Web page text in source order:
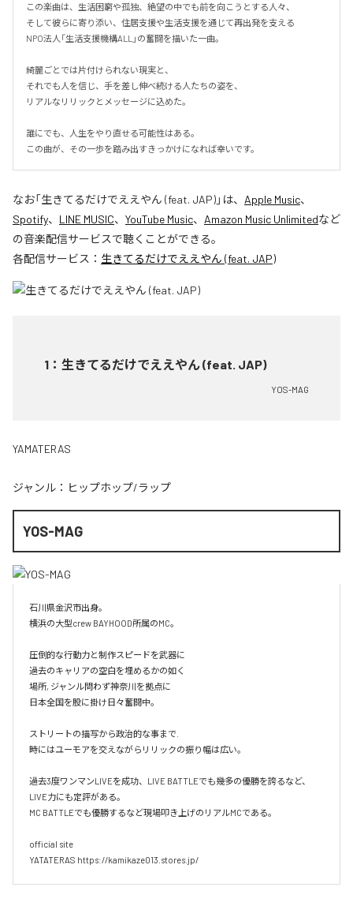
この楽曲は、生活困窮や孤独、絶望の中でも前を向こうとする人々、
そして彼らに寄り添い、住居支援や生活支援を通じて再出発を支える
NPO法人「生活支援機構ALL」の奮闘を描いた一曲。
綺麗ごとでは片付けられない現実と、
それでも人を信じ、手を差し伸べ続ける人たちの姿を、
リアルなリリックとメッセージに込めた。
誰にでも、人生をやり直せる可能性はある。
この曲が、その一歩を踏み出すきっかけになれば幸いです。
なお「生きてるだけでええやん (feat. JAP)」は、 Apple Music、
Spotify、 LINE MUSIC、 YouTube Music、 Amazon Music Unlimitedなど
の音楽配信サービスで聴くことができる。
各配信サービス： 生きてるだけでええやん (feat. JAP)
1 ： 生きてるだけでええやん (feat. JAP)
YOS-MAG
YAMATERAS
ジャンル： ヒップホップ/ラップ
YOS-MAG
石川県金沢市出身。
横浜の大型crew BAYHOOD所属のMC。
圧倒的な行動力と制作スピードを武器に
過去のキャリアの空白を埋めるかの如く
場所, ジャンル問わず神奈川を拠点に
日本全国を股に掛け日々奮闘中。
ストリートの描写から政治的な事まで.
時にはユーモアを交えながらリリックの振り幅は広い。
過去3度ワンマンLIVEを成功、LIVE BATTLEでも幾多の優勝を誇るなど、
LIVE力にも定評がある。
MC BATTLEでも優勝するなど現場叩き上げのリアルMCである。
official site
YATATERAS https://kamikaze013.stores.jp/